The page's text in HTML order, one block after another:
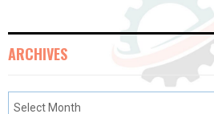
ARCHIVES